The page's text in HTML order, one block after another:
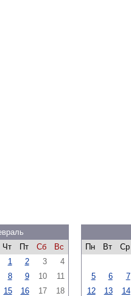
Чт Пт Сб
Вс
1
2 3
4
8 9 10
11
15 16 17
18
Пн
Вт Ср
5
6 7
12
13 14